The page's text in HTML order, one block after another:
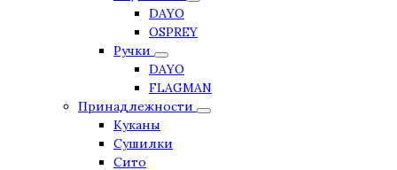
DAYO
OSPREY
Ручки
DAYO
FLAGMAN
Принадлежности
Куканы
Сушилки
Сито